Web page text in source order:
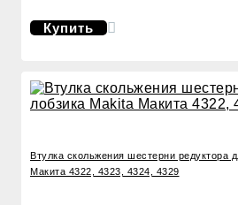
Купить
Втулка скольжения шестерни редуктора
Макита 4322, 4323, 4324, 4329